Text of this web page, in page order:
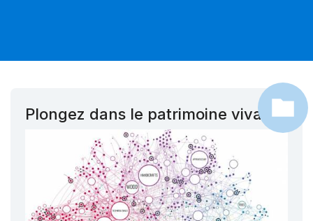
Plongez dans le patrimoine vivant !